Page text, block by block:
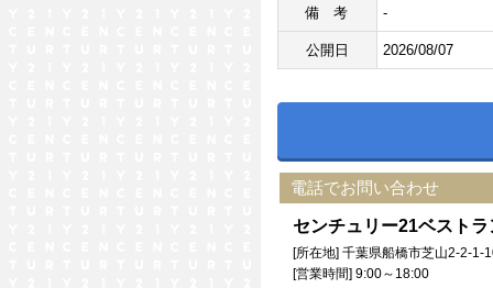
備考 -
公開日 2026/08/07
電話でお問い合わせ
センチュリー21ベスト
[所在地] 千葉県船橋市芝山2-2-1-
[営業時間] 9:00～18:00